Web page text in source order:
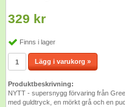
329 kr
Finns i lager
Lägg i varukorg »
Produktbeskrivning:
NYTT - supersnygg förvaring från
med guldtryck, en mörkt grå och en